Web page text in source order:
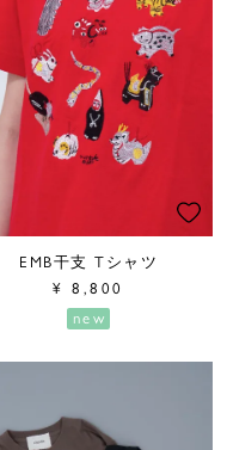
EMB干支 Tシャツ
¥ 8,800
new